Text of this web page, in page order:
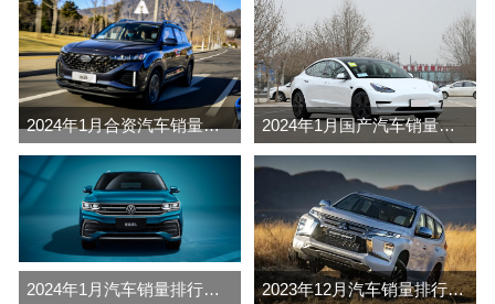
2024年1月合资汽车销量排行榜完整版名单(零售量 2024年1月国产汽车销量排行榜完整版名单(零售量
2024年1月汽车销量排行榜完整版名单(零售量 2023年12月汽车销量排行榜完整版名单(零售量